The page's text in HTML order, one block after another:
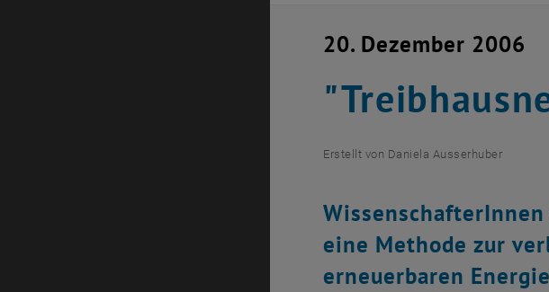
20. Dezember 2006
Erstellt von Daniela Ausserhuber
eine Methode zur
erneuerbaren